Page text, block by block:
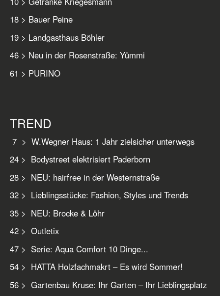
18 > Bauer Peine
19 > Landgasthaus Böhler
46 > Neu in der Rosenstraße: Yümmi
61 > PURINO
TREND
7 > W.Wegner Haus: 1 Jahr zielsicher unterwegs
24 > Bodystreet elektrisiert Paderborn
28 > NEU: hairfree in der Westernstraße
32 > Lieblingsstücke: Fashion, Styles und Trends
35 > NEU: Brocke & Löhr
42 > Outletix
47 > Serie: Aqua Comfort 10 Dinge...
54 > HATTA Holzfachmakrt – Es wird Sommer!
56 > Gartenbau Kruse: Ihr Garten – Ihr Lieblingsplatz